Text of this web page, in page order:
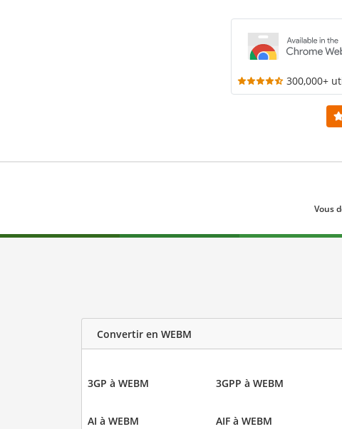
300,000+
Vous
Convertir en WEBM
3GP à WEBM 3GPP à WEBM
AI à WEBM AIF à WEBM